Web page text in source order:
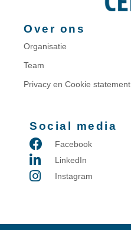
Over ons
Organisatie
Team
Privacy en Cookie statement
Social media
Facebook
LinkedIn
Instagram